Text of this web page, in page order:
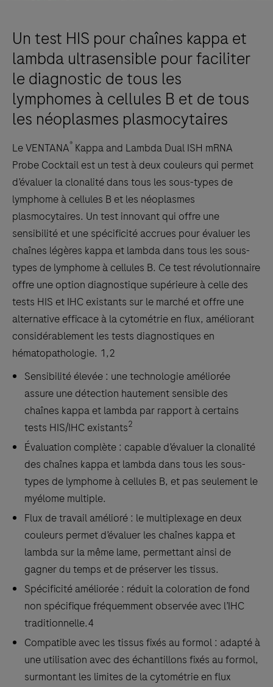
Un test HIS pour chaînes kappa et
lambda ultrasensible pour faciliter
le diagnostic de tous les
lymphomes à cellules B et de tous
les néoplasmes plasmocytaires
Le VENTANA® Kappa and Lambda Dual ISH mRNA
Probe Cocktail est un test à deux couleurs qui permet
d’évaluer la clonalité dans tous les sous-types de
lymphome à cellules B et les néoplasmes
plasmocytaires. Un test innovant qui offre une
sensibilité et une spécificité accrues pour évaluer les
chaînes légères kappa et lambda dans tous les sous-
types de lymphome à cellules B. Ce test révolutionnaire
offre une option diagnostique supérieure à celle des
tests HIS et IHC existants sur le marché et offre une
alternative efficace à la cytométrie en flux, améliorant
considérablement les tests diagnostiques en
hématopathologie. 1,2
Sensibilité élevée : une technologie améliorée
assure une détection hautement sensible des
chaînes kappa et lambda par rapport à certains
tests HIS/IHC existants2
Évaluation complète : capable d’évaluer la clonalité
des chaînes kappa et lambda dans tous les sous-
types de lymphome à cellules B, et pas seulement le
myélome multiple.
Flux de travail amélioré : le multiplexage en deux
couleurs permet d’évaluer les chaînes kappa et
lambda sur la même lame, permettant ainsi de
gagner du temps et de préserver les tissus.
Spécificité améliorée : réduit la coloration de fond
non spécifique fréquemment observée avec l’IHC
traditionnelle.4
Compatible avec les tissus fixés au formol : adapté à
une utilisation avec des échantillons fixés au formol,
surmontant les limites de la cytométrie en flux